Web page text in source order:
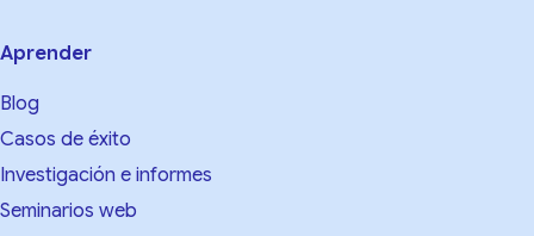
Aprender
Blog
Casos de éxito
Investigación e informes
Seminarios web